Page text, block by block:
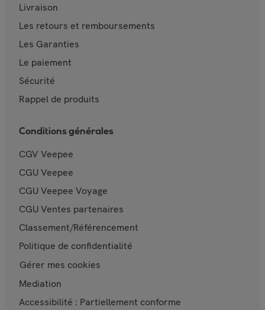
Livraison
Les retours et remboursements
Les Garanties
Le paiement
Sécurité
Rappel de produits
Conditions générales
CGV Veepee
CGU Veepee
CGU Veepee Voyage
CGU Ventes partenaires
Classement/Référencement
Politique de confidentialité
Gérer mes cookies
Mediation
Accessibilité : Partiellement conforme